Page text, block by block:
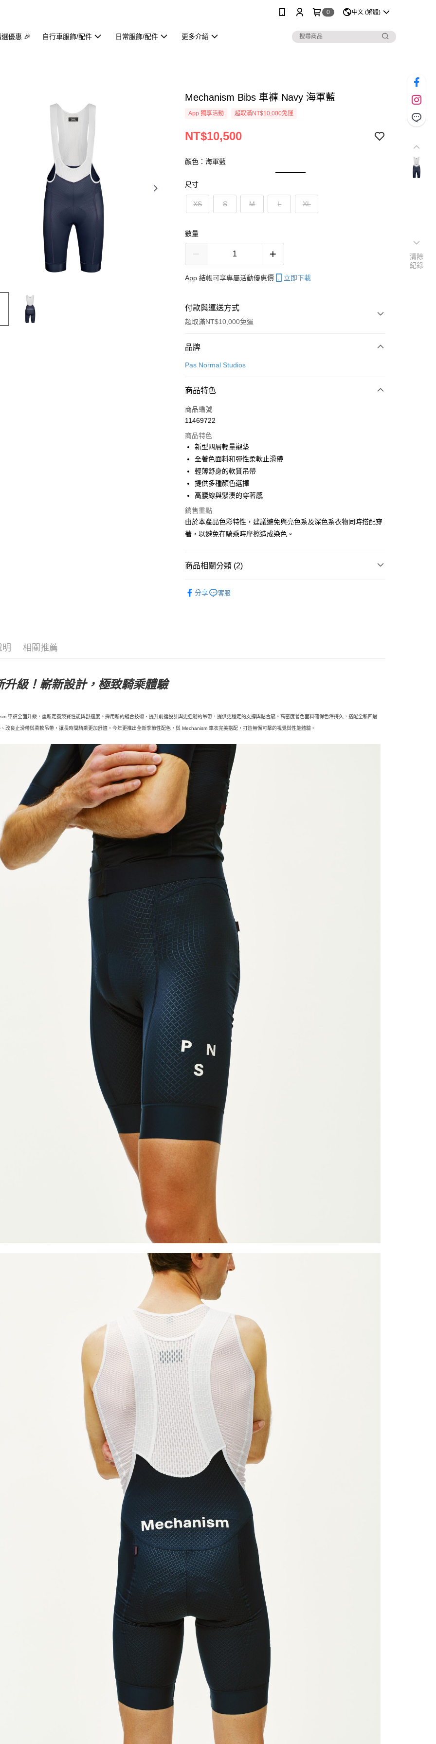
0 中文 (繁體)
優惠 🎉 自行車服飾/配件 日常服飾/配件 更多介紹
Mechanism Bibs 車褲 Navy 海軍藍
App 獨享活動 超取滿NT$10,000免運
NT$10,500
顏色：海軍藍
尺寸
XS S M L XL
數量
App 結帳可享專屬活動優惠價 立即下載
付款與運送方式
超取滿NT$10,000免運
付款方式
信用卡一次付款
Apple Pay
Google Pay
運送方式
全家店到店
每筆NT$80，滿NT$10,000(含以上)免運費
付款後全家取貨
每筆NT$80，滿NT$10,000(含以上)免運費
每筆NT$80，滿NT$10,000(含以上)免運費
每筆NT$80，滿NT$10,000(含以上)免運費
品牌
Pas Normal Studios
商品特色
商品編號
11469722
商品特色
新型四層輕量襯墊
全著色面料和彈性柔軟止滑帶
輕薄舒身的軟質吊帶
提供多種顏色選擇
高腰線與緊湊的穿著感
銷售重點
由於本產品色彩特性，建議避免與亮色系及深色系衣物同時搭配穿
著，以避免在騎乘時摩擦造成染色。
商品相關分類 (2)
分享 客服
明 相關推薦
升級！嶄新設計，極致騎乘體驗
車褲全面升級，重新定義競賽性能與舒適度。採用新的縫合技術、提升前擋設計與更強韌的吊帶，提供更穩定的支撐與貼合感。高密度著色面料確保色澤持久，搭配全新四層
改良止滑帶與柔軟吊帶，讓長時間騎乘更加舒適。今年更推出全新季節性配色，與 Mechanism 車衣完美搭配，打造無懈可擊的視覺與性能體驗。
清除
紀錄